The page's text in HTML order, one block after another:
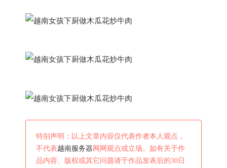
特别声明：以上文章内容仅代表作者本人观点，
不代表越南服务器 网网观点或立场。如有关于作
品内容、版权或其它问题请于作品发表后的30日